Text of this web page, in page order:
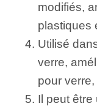
modifiés,
plastiques
Utilisé
verre,
pour
Il peut être